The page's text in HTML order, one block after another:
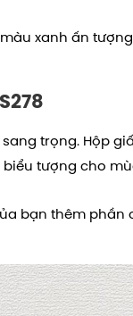
xanh ấn
trọng. Hộp
tượng cho
bạn thêm